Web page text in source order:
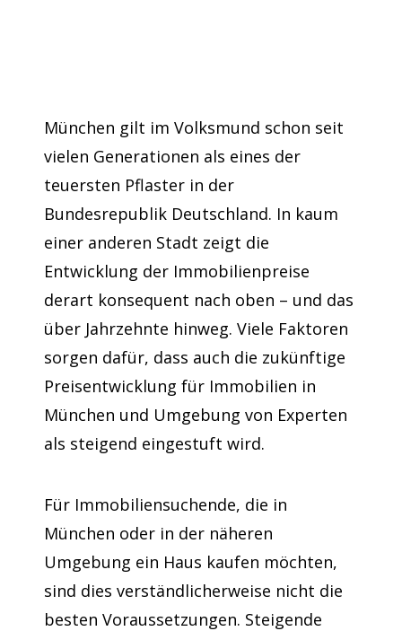
München gilt im Volksmund schon seit
vielen Generationen als eines der
teuersten Pflaster in der
Bundesrepublik Deutschland. In kaum
einer anderen Stadt zeigt die
Entwicklung der Immobilienpreise
derart konsequent nach oben – und das
über Jahrzehnte hinweg. Viele Faktoren
sorgen dafür, dass auch die zukünftige
Preisentwicklung für Immobilien in
München und Umgebung von Experten
als steigend eingestuft wird.
Für Immobiliensuchende, die in
München oder in der näheren
Umgebung ein Haus kaufen möchten,
sind dies verständlicherweise nicht die
besten Voraussetzungen. Steigende